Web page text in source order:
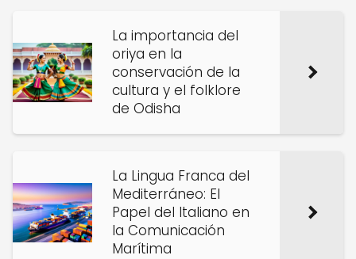
La importancia del
oriya en la
conservación de la
cultura y el folklore
de Odisha
La Lingua Franca del
Mediterráneo: El
Papel del Italiano en
la Comunicación
Marítima